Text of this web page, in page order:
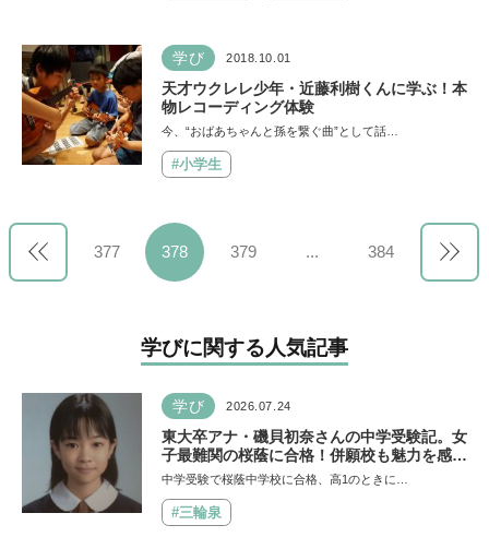
学び 2018.10.01
天才ウクレレ少年・近藤利樹くんに学ぶ！本
物レコーディング体験
今、“おばあちゃんと孫を繋ぐ曲”として話…
#小学生
377 378 379 ... 384
学びに関する人気記事
学び 2026.07.24
東大卒アナ・磯貝初奈さんの中学受験記。女
子最難関の桜蔭に合格！併願校も魅力を感じ
た渋渋に。母親の声かけは「睡眠が何より大
中学受験で桜蔭中学校に合格、高1のときに…
#三輪泉